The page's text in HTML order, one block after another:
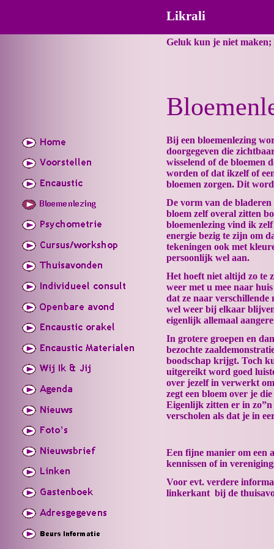
Geluk kun je niet
Likrali
Bij een bloemenlezing
doorgegeven die
wisselend of de bloemen
worden of dat ikzelf of
bloemen zorgen. Dit
De vorm van de bladeren
bloem zelf overal zitten
bloemenlezing vind ik
energie bezig te zijn om
tekeningen ook met
persoonlijk wel aan.
Het hoeft niet altijd zo te
weer met u mee naar
dat ze naar verschillende
wel weer bij elkaar
eigenlijk allemaal
In grotere groepen en
bezochte
boodschap krijgt. Toch
uitgereikt word goed
over jezelf in verwerkt
zegt een bloem over je
Eigenlijk zitten er in
verscholen als dat je in
Een fijne manier om een
kennissen of in
Voor evt. verdere
linkerkant bij de